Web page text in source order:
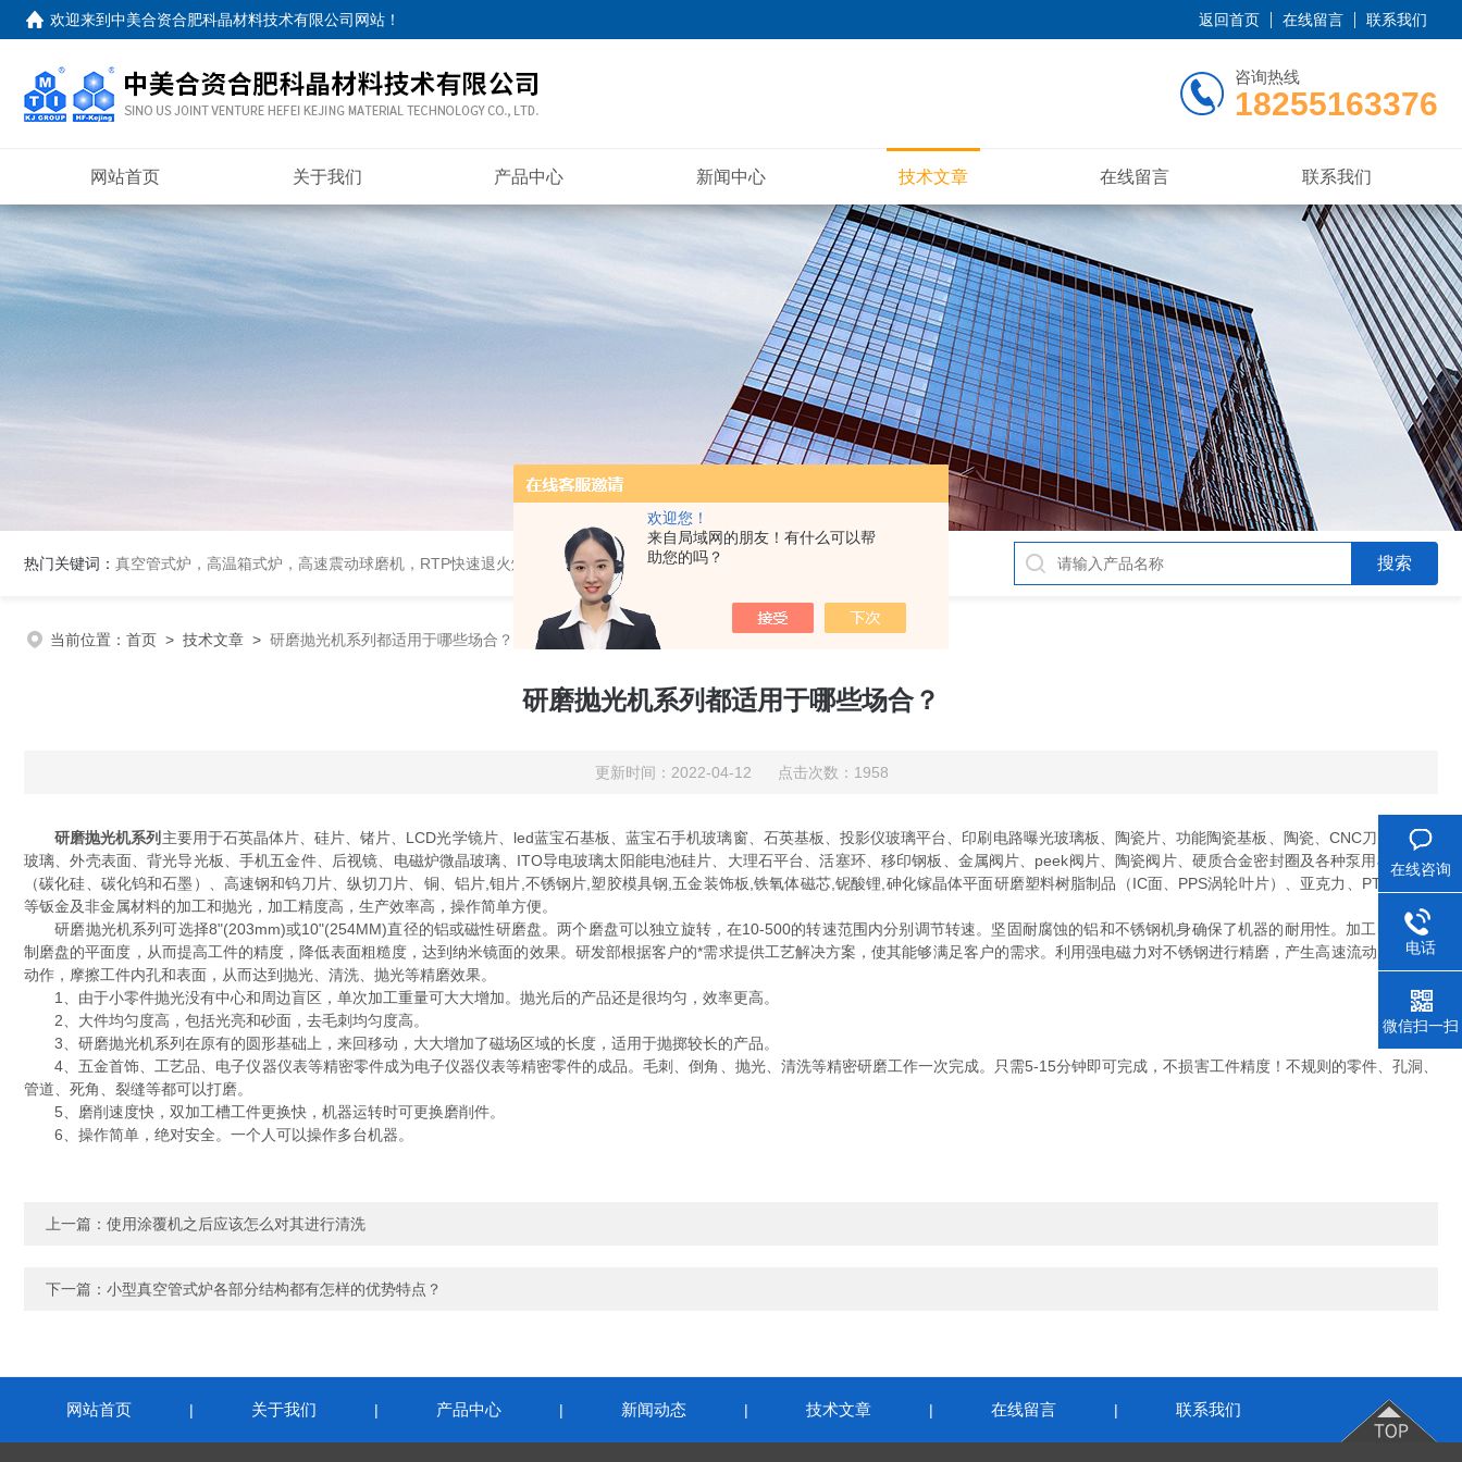
欢迎您！
来自局域网的朋友！有什么可以帮
助您的吗？
欢迎来到中美合资合肥科晶材料技术有限公司网站 ！ 返回首页 在线留言 联系我们
咨询热线
18255163376
网站首页 关于我们 产品中心 新闻中心 技术文章 在线留言 联系我们
热门关键词： 真空管式炉，高温箱式炉，高速震动球磨机，RTP快速退火炉，高温高压炉，涂覆机，电池制备设备等
当前位置： 首页 > 技术文章 > 研磨抛光机系列都适用于哪些场合？
研磨抛光机系列都适用于哪些场合？
更新时间：2022-04-12 点击次数：1958
研磨抛光机系列 主要用于石英晶体片、硅片、锗片、LCD光学镜片、led蓝宝石基板、蓝宝石手机玻璃窗、石英基板、投影仪玻璃平台、印刷电路曝光玻璃板、陶瓷片、功能陶瓷基板、陶瓷、CNC刀片、时钟
玻璃、外壳表面、背光导光板、手机五金件、后视镜、电磁炉微晶玻璃、ITO导电玻璃太阳能电池硅片、大理石平台、活塞环、移印钢板、金属阀片、peek阀片、陶瓷阀片、硬质合金密封圈及各种泵用机械密封
（碳化硅、碳化钨和石墨）、高速钢和钨刀片、纵切刀片、铜、铝片,钼片,不锈钢片,塑胶模具钢,五金装饰板,铁氧体磁芯,铌酸锂,砷化镓晶体平面研磨塑料树脂制品（IC面、PPS涡轮叶片）、亚克力、PTC、PVC
等钣金及非金属材料的加工和抛光，加工精度高，生产效率高，操作简单方便。
研磨抛光机系列可选择8"(203mm)或10"(254MM)直径的铝或磁性研磨盘。两个磨盘可以独立旋转，在10-500的转速范围内分别调节转速。坚固耐腐蚀的铝和不锈钢机身确保了机器的耐用性。加工时同时控
制磨盘的平面度，从而提高工件的精度，降低表面粗糙度，达到纳米镜面的效果。研发部根据客户的*需求提供工艺解决方案，使其能够满足客户的需求。利用强电磁力对不锈钢进行精磨，产生高速流动、回转等
动作，摩擦工件内孔和表面，从而达到抛光、清洗、抛光等精磨效果。
1、由于小零件抛光没有中心和周边盲区，单次加工重量可大大增加。抛光后的产品还是很均匀，效率更高。
2、大件均匀度高，包括光亮和砂面，去毛刺均匀度高。
3、研磨抛光机系列在原有的圆形基础上，来回移动，大大增加了磁场区域的长度，适用于抛掷较长的产品。
4、五金首饰、工艺品、电子仪器仪表等精密零件成为电子仪器仪表等精密零件的成品。毛刺、倒角、抛光、清洗等精密研磨工作一次完成。只需5-15分钟即可完成，不损害工件精度！不规则的零件、孔洞、
管道、死角、裂缝等都可以打磨。
5、磨削速度快，双加工槽工件更换快，机器运转时可更换磨削件。
6、操作简单，绝对安全。一个人可以操作多台机器。
上一篇： 使用涂覆机之后应该怎么对其进行清洗
下一篇： 小型真空管式炉各部分结构都有怎样的优势特点？
网站首页 | 关于我们 | 产品中心 | 新闻动态 | 技术文章 | 在线留言 | 联系我们
在线咨询
电话
微信扫一扫